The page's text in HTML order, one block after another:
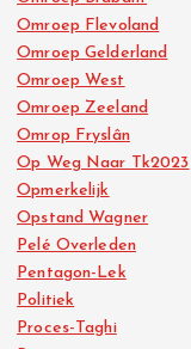
Omroep Flevoland
Omroep Gelderland
Omroep West
Omroep Zeeland
Omrop Fryslân
Op Weg Naar Tk2023
Opmerkelijk
Opstand Wagner
Pelé Overleden
Pentagon-Lek
Politiek
Proces-Taghi